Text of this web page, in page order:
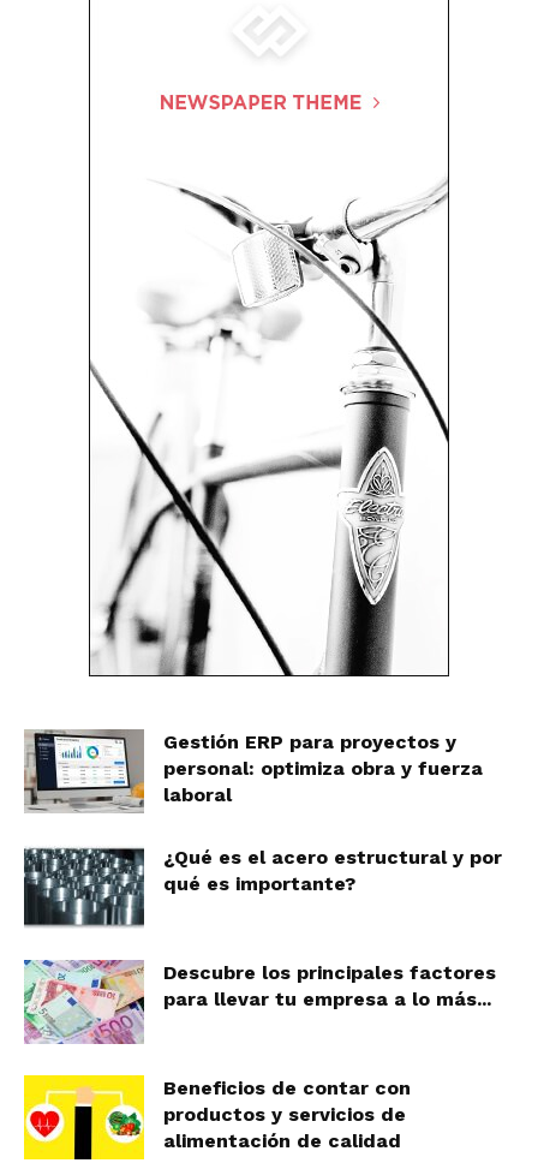
Gestión ERP para proyectos y
personal: optimiza obra y fuerza
laboral
¿Qué es el acero estructural y por
qué es importante?
Descubre los principales factores
para llevar tu empresa a lo más...
Beneficios de contar con
productos y servicios de
alimentación de calidad